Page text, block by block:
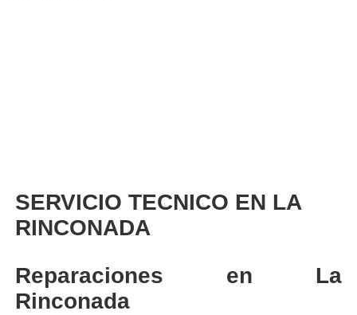
SERVICIO TECNICO EN LA
RINCONADA
Reparaciones en La
Rinconada